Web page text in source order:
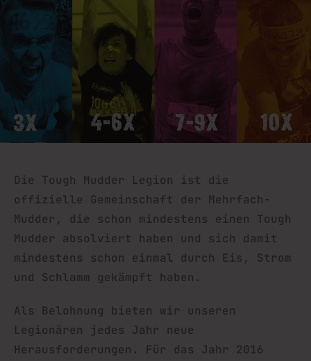
Die Tough Mudder Legion ist die
offizielle Gemeinschaft der Mehrfach-
Mudder, die schon mindestens einen Tough
Mudder absolviert haben und sich damit
mindestens schon einmal durch Eis, Strom
und Schlamm gekämpft haben.
Als Belohnung bieten wir unseren
Legionären jedes Jahr neue
Herausforderungen. Für das Jahr 2016